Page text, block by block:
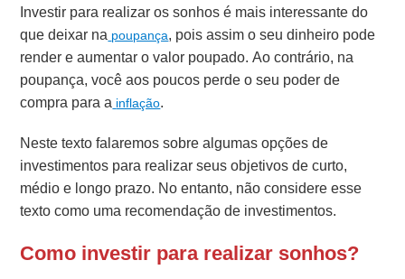
Investir para realizar os sonhos é mais interessante do
que deixar na poupança, pois assim o seu dinheiro pode
render e aumentar o valor poupado. Ao contrário, na
poupança, você aos poucos perde o seu poder de
compra para a inflação.
Neste texto falaremos sobre algumas opções de
investimentos para realizar seus objetivos de curto,
médio e longo prazo. No entanto, não considere esse
texto como uma recomendação de investimentos.
Como investir para realizar sonhos?